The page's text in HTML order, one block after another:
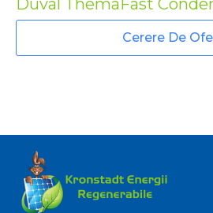
Cerere De